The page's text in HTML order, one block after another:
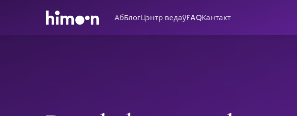
АбБлогЦэнтр ведаўFAQКантакт